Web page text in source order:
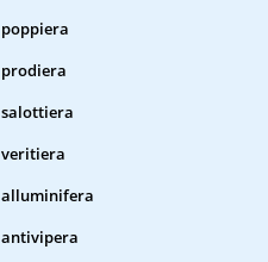
poppiera
prodiera
salottiera
veritiera
alluminifera
antivipera